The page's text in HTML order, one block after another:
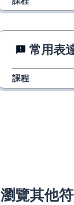
常用表
課程
瀏覽其他